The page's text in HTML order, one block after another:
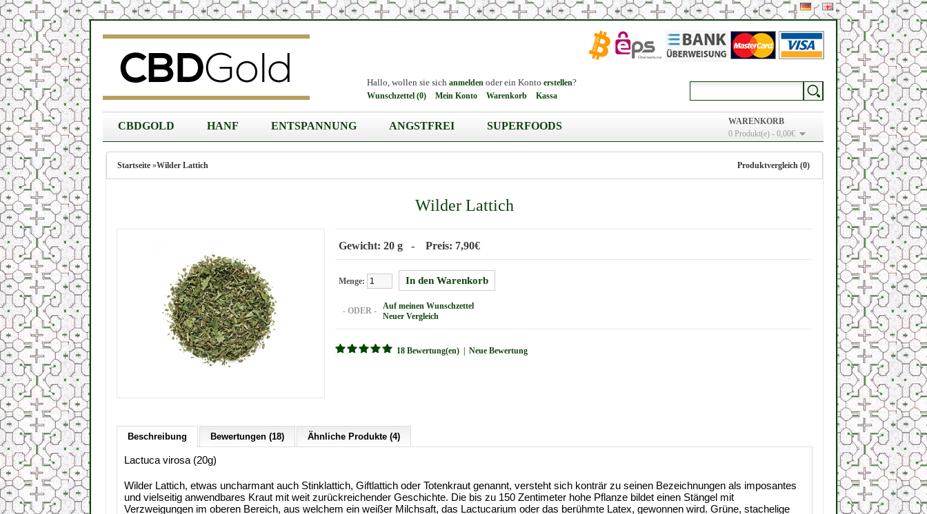
WARENKORB
0 Produkt(e) - 0,00€
Hallo, wollen sie sich anmelden oder ein Konto erstellen?
Wunschzettel (0) Mein Konto Warenkorb Kassa
CBDGOLD HANF ENTSPANNUNG ANGSTFREI SUPERFOODS
Startseite »Wilder Lattich Produktvergleich (0)
Wilder Lattich
Gewicht: 20 g - Preis: 7,90€
Menge:
- ODER -
Auf meinen Wunschzettel
Neuer Vergleich
18 Bewertung(en) Neue Bewertung
Beschreibung Bewertungen (18) Ähnliche Produkte (4)
Lactuca virosa (20g)
Wilder Lattich, etwas uncharmant auch Stinklattich, Giftlattich oder Totenkraut genannt, versteht sich konträr zu seinen Bezeichnungen als imposantes
und vielseitig anwendbares Kraut mit weit zurückreichender Geschichte. Die bis zu 150 Zentimeter hohe Pflanze bildet einen Stängel mit
Verzweigungen im oberen Bereich, aus welchem ein weißer Milchsaft, das Lactucarium oder das berühmte Latex, gewonnen wird. Grüne, stachelige